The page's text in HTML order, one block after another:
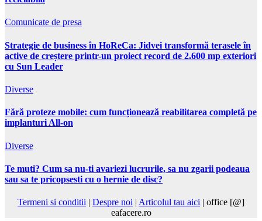
Comunicate de presa
Strategie de business în HoReCa: Jidvei transformă terasele în
active de creștere printr-un proiect record de 2.600 mp exteriori
cu Sun Leader
Diverse
Fără proteze mobile: cum funcționează reabilitarea completă pe
implanturi All-on
Diverse
Te muti? Cum sa nu-ti avariezi lucrurile, sa nu zgarii podeaua
sau sa te pricopsesti cu o hernie de disc?
Termeni si conditii | Despre noi | Articolul tau aici | office [@]
eafacere.ro